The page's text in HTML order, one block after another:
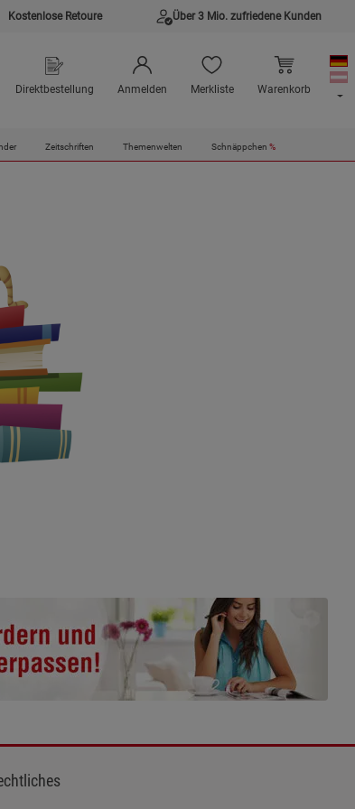
Kostenlose Retoure Über 3 Mio. zufriedene Kunden
Direktbestellung Anmelden Merkliste Warenkorb
Zeitschriften Themenwelten Schnäppchen %